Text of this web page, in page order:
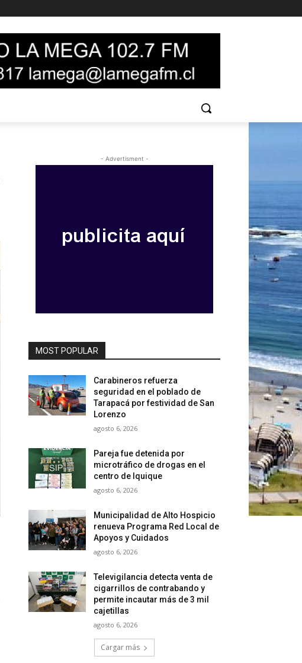
- Advertisment -
MOST POPULAR
Carabineros refuerza
seguridad en el poblado de
Tarapacá por festividad de San
Lorenzo
agosto 6, 2026
Pareja fue detenida por
microtráfico de drogas en el
centro de Iquique
agosto 6, 2026
Municipalidad de Alto Hospicio
renueva Programa Red Local de
Apoyos y Cuidados
agosto 6, 2026
Televigilancia detecta venta de
cigarrillos de contrabando y
permite incautar más de 3 mil
cajetillas
agosto 6, 2026
Cargar más